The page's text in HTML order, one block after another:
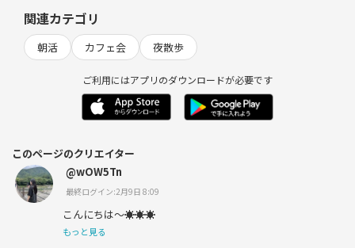
関連カテゴリ
朝活 カフェ会 夜散歩
ご利用にはアプリのダウンロードが必要です
このページのクリエイター
@wOW5Tn
最終ログイン:2月9日 8:09
こんにちは〜☀️☀️☀️
もっと見る